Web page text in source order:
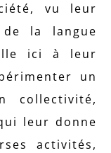
vu leur
de la langue
ici à leur
un
collectivité,
leur donne
activités,